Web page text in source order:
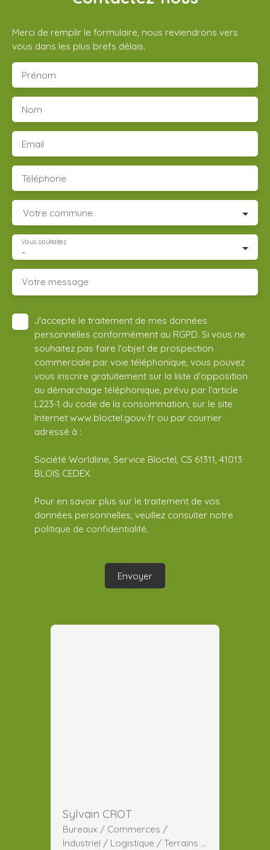
Merci de remplir le formulaire, nous reviendrons vers
vous dans les plus brefs délais.
Prénom
Nom
Email
Téléphone
Votre commune
-
Vous souhaitez
Votre message
J'accepte le traitement de mes données
personnelles conformément au RGPD. Si vous ne
souhaitez pas faire l'objet de prospection
commerciale par voie téléphonique, vous pouvez
vous inscrire gratuitement sur la liste d'opposition
au démarchage téléphonique, prévu par l'article
L223-1 du code de la consommation, sur le site
Internet www.bloctel.gouv.fr ou par courrier
adressé à :
Société Worldline, Service Bloctel, CS 61311, 41013
BLOIS CEDEX.
Pour en savoir plus sur le traitement de vos
données personnelles, veuillez consulter notre
politique de confidentialité.
Envoyer
Sylvain CROT
Bureaux / Commerces /
Industriel / Logistique / Terrains /